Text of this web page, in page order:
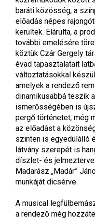
baráti közösség, a
előadás népes
kerültek. Elárulta, a
további emelésére
köztük Czár Gergely
évad tapasztalatait
változtatásokkal
amelyek a rendező
dinamikusabbá teszik
ismerősségében is
pergő történetet, még
az előadást a
szinten is egyedülálló
látvány szerepét is
díszlet- és
Madarász „Madár”
munkáját dicsérve.
A musical
a rendező még